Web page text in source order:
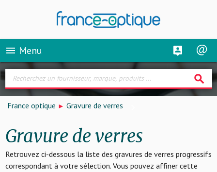
menu Menu
search
France optique Gravure de verres
Gravure de verres
Retrouvez ci-dessous la liste des gravures de verres progressifs
correspondant à votre sélection. Vous pouvez affiner cette